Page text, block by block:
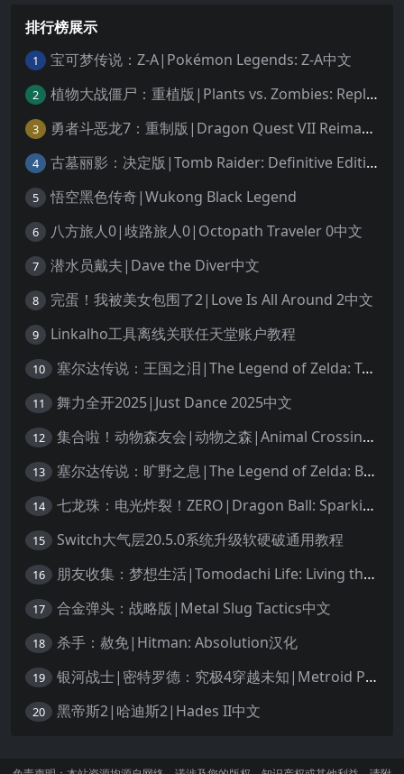
排行榜展示
1 宝可梦传说：Z-A|Pokémon Legends: Z-A中文
2 植物大战僵尸：重植版|Plants vs. Zombies: Replanted中文
3 勇者斗恶龙7：重制版|Dragon Quest VII Reimagined中文
4 古墓丽影：决定版|Tomb Raider: Definitive Edition中文
5 悟空黑色传奇|Wukong Black Legend
6 八方旅人0|歧路旅人0|Octopath Traveler 0中文
7 潜水员戴夫|Dave the Diver中文
8 完蛋！我被美女包围了2|Love Is All Around 2中文
9 Linkalho工具离线关联任天堂账户教程
10 塞尔达传说：王国之泪|The Legend of Zelda: Tears of the Kingdom中文
11 舞力全开2025|Just Dance 2025中文
12 集合啦！动物森友会|动物之森|Animal Crossing: New Horizons中文
13 塞尔达传说：旷野之息|The Legend of Zelda: Breath of the Wild中文
14 七龙珠：电光炸裂！ZERO|Dragon Ball: Sparking! Zero中文
15 Switch大气层20.5.0系统升级软硬破通用教程
16 朋友收集：梦想生活|Tomodachi Life: Living the Dream中文
17 合金弹头：战略版|Metal Slug Tactics中文
18 杀手：赦免|Hitman: Absolution汉化
19 银河战士|密特罗德：究极4穿越未知|Metroid Prime 4: Beyond中文
20 黑帝斯2|哈迪斯2|Hades II中文